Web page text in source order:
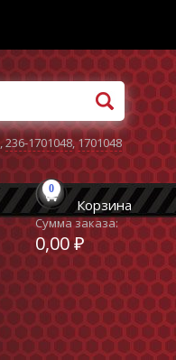
,236-1701048,1701048
0
Корзина
Сумма заказа:
0,00 ₽